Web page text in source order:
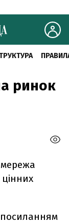
ринок
мережа
посиланням